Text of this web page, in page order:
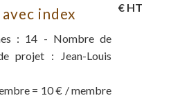
index
: 14 - Nombre de
projet : Jean-Louis
= 10 € / membre
€ HT